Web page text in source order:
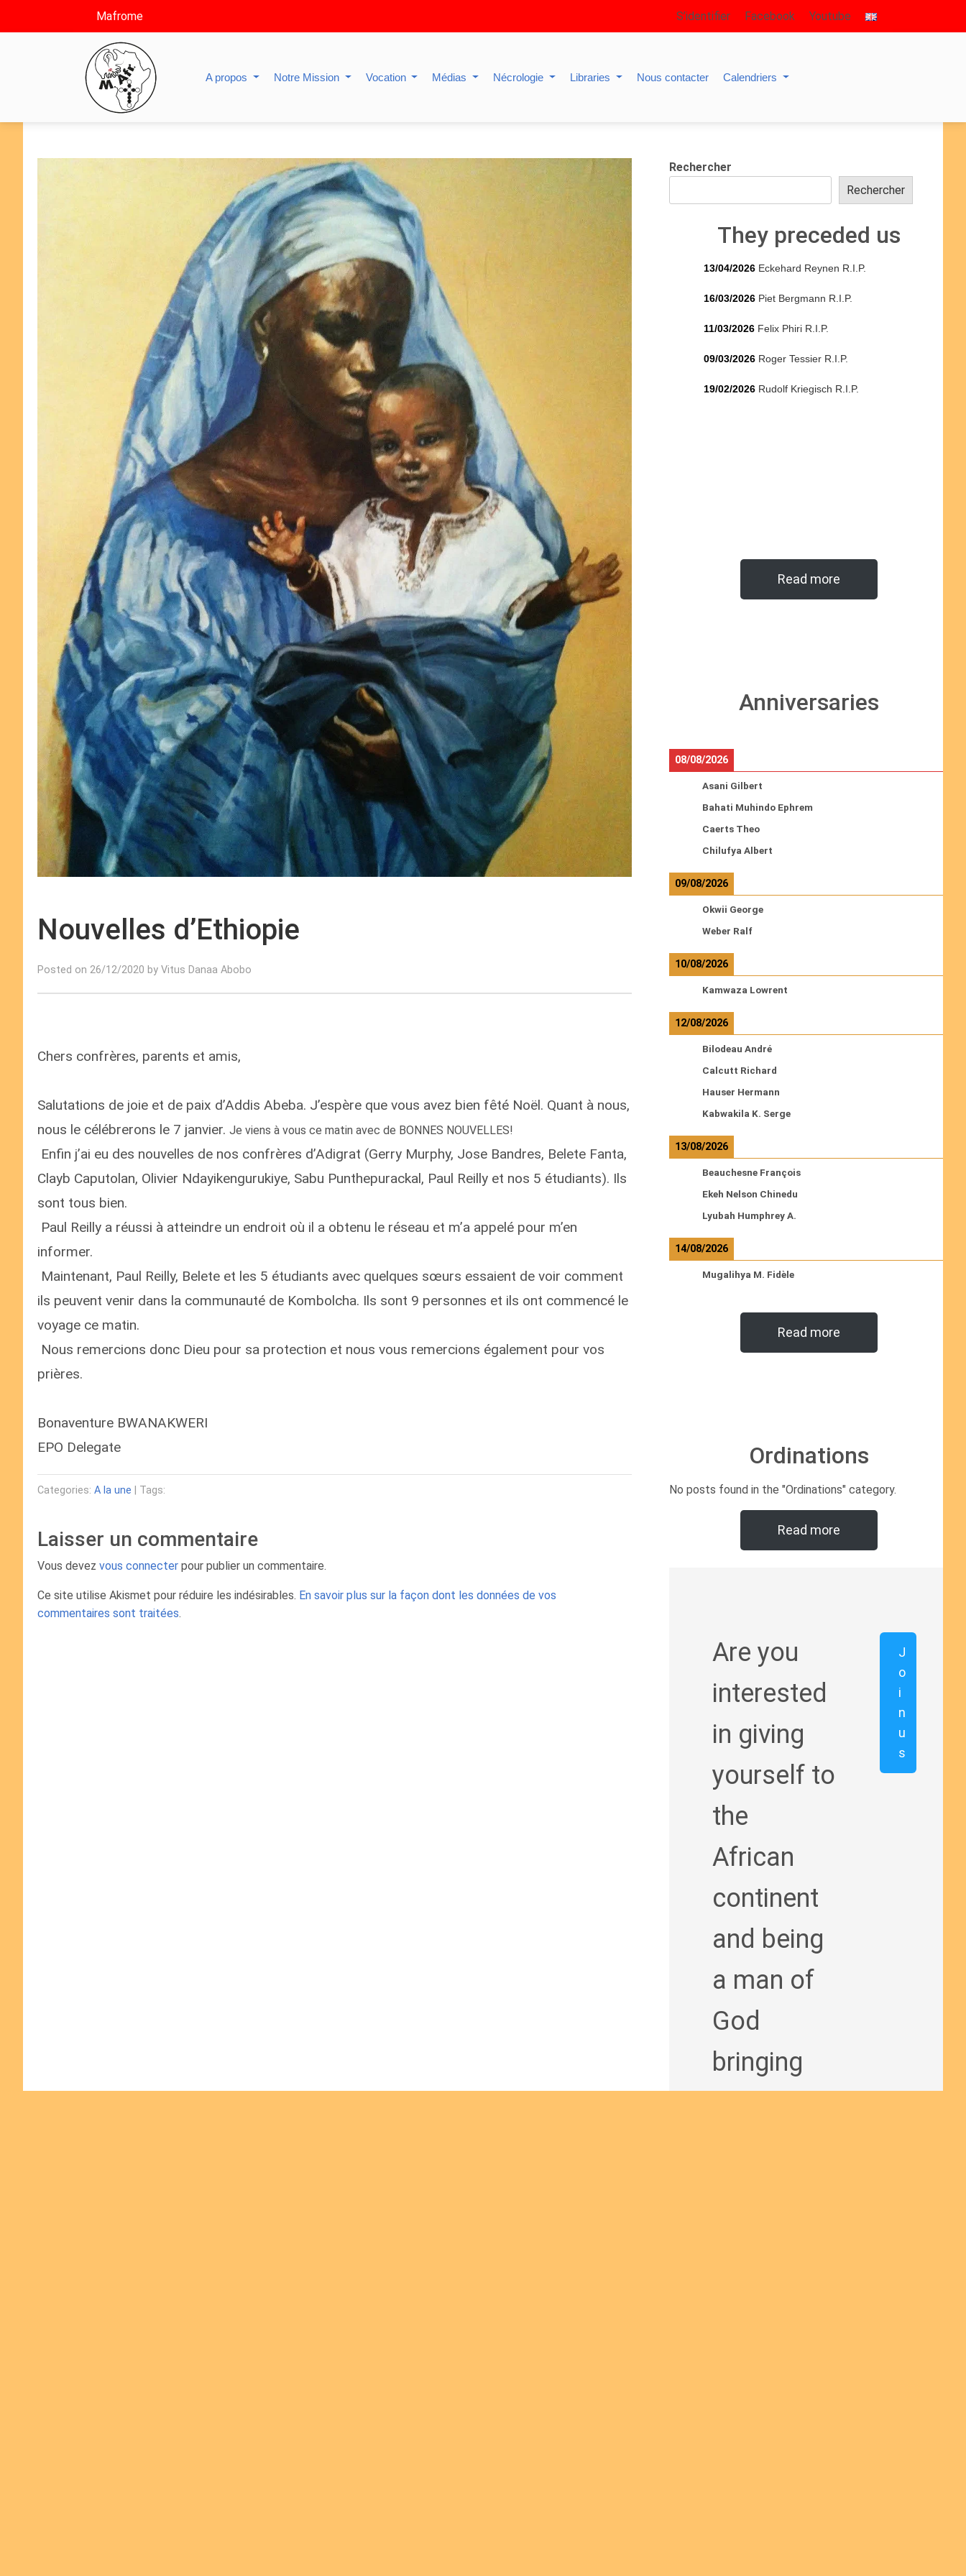
Mafrome S’identifier Facebook Youtube
A propos Notre Mission Vocation Médias Nécrologie Libraries Nous contacter Calendriers
Nouvelles d’Ethiopie
Posted on 26/12/2020 by Vitus Danaa Abobo
Chers confrères, parents et amis,
Salutations de joie et de paix d’Addis Abeba. J’espère que vous avez bien fêté Noël. Quant à nous,
nous le célébrerons le 7 janvier. Je viens à vous ce matin avec de BONNES NOUVELLES!
Enfin j’ai eu des nouvelles de nos confrères d’Adigrat (Gerry Murphy, Jose Bandres, Belete Fanta,
Clayb Caputolan, Olivier Ndayikengurukiye, Sabu Punthepurackal, Paul Reilly et nos 5 étudiants). Ils
sont tous bien.
Paul Reilly a réussi à atteindre un endroit où il a obtenu le réseau et m’a appelé pour m’en
informer.
Maintenant, Paul Reilly, Belete et les 5 étudiants avec quelques sœurs essaient de voir comment
ils peuvent venir dans la communauté de Kombolcha. Ils sont 9 personnes et ils ont commencé le
voyage ce matin.
Nous remercions donc Dieu pour sa protection et nous vous remercions également pour vos
prières.
Bonaventure BWANAKWERI
EPO Delegate
Categories: A la une | Tags:
Laisser un commentaire
Vous devez vous connecter pour publier un commentaire.
Ce site utilise Akismet pour réduire les indésirables. En savoir plus sur la façon dont les données de vos
commentaires sont traitées.
Rechercher
Rechercher
They preceded us
13/04/2026 Eckehard Reynen R.I.P.
16/03/2026 Piet Bergmann R.I.P.
11/03/2026 Felix Phiri R.I.P.
09/03/2026 Roger Tessier R.I.P.
19/02/2026 Rudolf Kriegisch R.I.P.
Read more
Anniversaries
08/08/2026
Asani Gilbert
Bahati Muhindo Ephrem
Caerts Theo
Chilufya Albert
09/08/2026
Okwii George
Weber Ralf
10/08/2026
Kamwaza Lowrent
12/08/2026
Bilodeau André
Calcutt Richard
Hauser Hermann
Kabwakila K. Serge
13/08/2026
Beauchesne François
Ekeh Nelson Chinedu
Lyubah Humphrey A.
14/08/2026
Mugalihya M. Fidèle
Read more
Ordinations
No posts found in the "Ordinations" category.
Read more
Are you
interested
in giving
yourself to
the
African
continent
and being
a man of
God
bringing
J
o
i
n
u
s